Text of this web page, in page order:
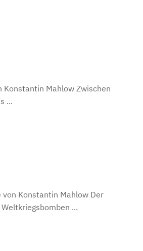
Konstantin Mahlow Zwischen
...
von Konstantin Mahlow Der
...